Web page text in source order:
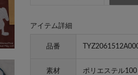
アイテム詳細
品番
素材 ポリエステル100